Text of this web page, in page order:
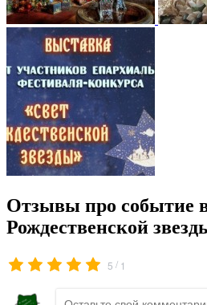
Отзывы про событие
Рождественской
5 / 1